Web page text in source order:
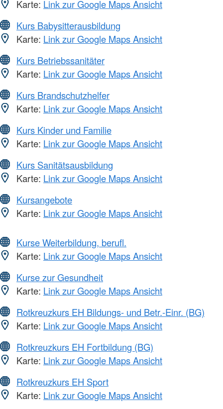
Karte: Link zur Google Maps Ansicht
Kurs Babysitterausbildung
Karte: Link zur Google Maps Ansicht
Kurs Betriebssanitäter
Karte: Link zur Google Maps Ansicht
Kurs Brandschutzhelfer
Karte: Link zur Google Maps Ansicht
Kurs Kinder und Familie
Karte: Link zur Google Maps Ansicht
Kurs Sanitätsausbildung
Karte: Link zur Google Maps Ansicht
Kursangebote
Karte: Link zur Google Maps Ansicht
Kurse Weiterbildung, berufl.
Karte: Link zur Google Maps Ansicht
Kurse zur Gesundheit
Karte: Link zur Google Maps Ansicht
Rotkreuzkurs EH Bildungs- und Betr.-Einr. (BG)
Karte: Link zur Google Maps Ansicht
Rotkreuzkurs EH Fortbildung (BG)
Karte: Link zur Google Maps Ansicht
Rotkreuzkurs EH Sport
Karte: Link zur Google Maps Ansicht